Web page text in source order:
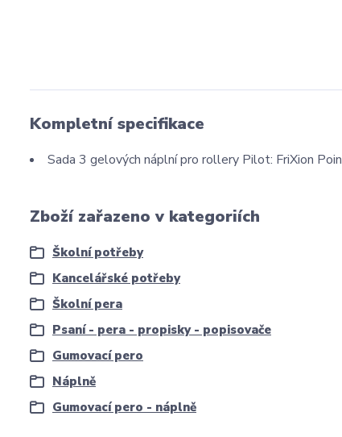
Kompletní specifikace
Sada 3 gelových náplní pro rollery Pilot: FriXion
Zboží zařazeno v kategoriích
Školní potřeby
Kancelářské potřeby
Školní pera
Psaní - pera - propisky - popisovače
Gumovací pero
Náplně
Gumovací pero - náplně